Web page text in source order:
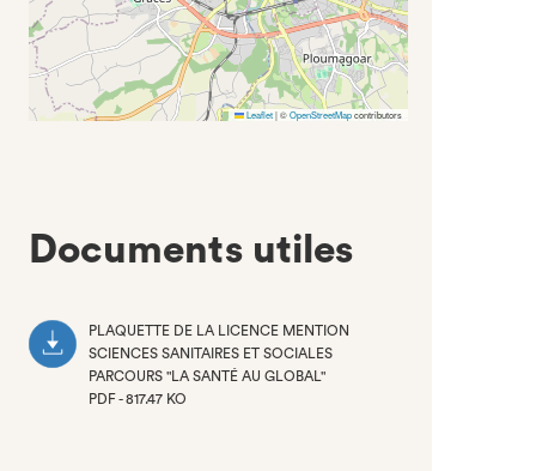
Leaflet|©OpenStreetMapcontributors
Documents utiles
PLAQUETTE DE LA LICENCE MENTION
SCIENCES SANITAIRES ET SOCIALES
PARCOURS "LA SANTÉ AU GLOBAL"
PDF - 817.47 KO